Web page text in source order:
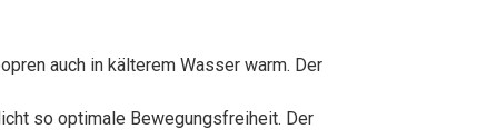
auch in kälterem Wasser warm. Der
so optimale Bewegungsfreiheit. Der